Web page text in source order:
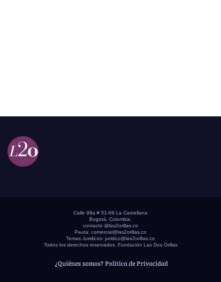
Calle 98a # 51-69 La Castellana
Bogotá, Colombia.
contacto @las2orillas.co
Pauta: comercial@las2orillas.co
Temas Juridicos: juridico@las2orillas.co
Todos los derechos reservados. Fundación Las Dos Orillas
¿Quiénes somos? Política de Privacidad